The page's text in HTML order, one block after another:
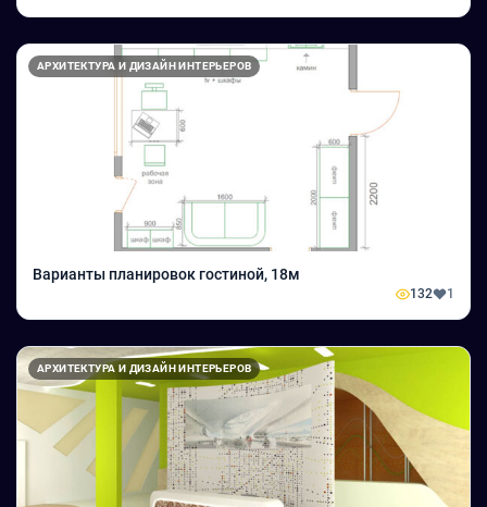
АРХИТЕКТУРА И ДИЗАЙН ИНТЕРЬЕРОВ
Варианты планировок гостиной, 18м
132 1
АРХИТЕКТУРА И ДИЗАЙН ИНТЕРЬЕРОВ